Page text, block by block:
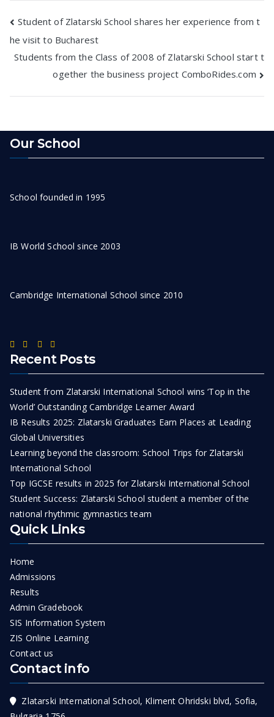
Post
navigation
Student of Zlatarski School shares her experience from t
he visit to Bucharest
Students from the Class of 2008 of Zlatarski School start t
ogether the business project ComboRides.com
Our School
School founded in 1995
IB World School since 2003
Cambridge International School since 2010
Recent Posts
Student from Zlatarski International School wins ‘Top in the
World’ Outstanding Cambridge Learner Award
IB Results 2025: Zlatarski Graduates Earn Places at Leading
Global Universities
Learning beyond the classroom: School Trips for Zlatarski
International School
Top IGCSE results in 2025 for Zlatarski International School
Student Success: Zlatarski School student a member of the
national rhythmic gymnastics team
Quick Links
Home
Admissions
Results
Admin Gradebook
SIS Information System
ZIS Online Learning
Contact us
Contact info
Zlatarski International School, Kliment Ohridski blvd, Sofia,